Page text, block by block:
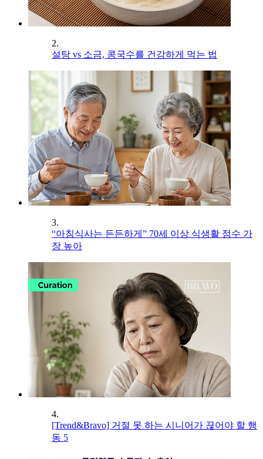
2.
설탕 vs 소금, 콩국수를 건강하게 먹는 법
3.
“아침식사는 든든하게” 70세 이상 식생활 점수 가
장 높아
4.
[Trend&Bravo] 거절 못 하는 시니어가 끊어야 할 행
동 5